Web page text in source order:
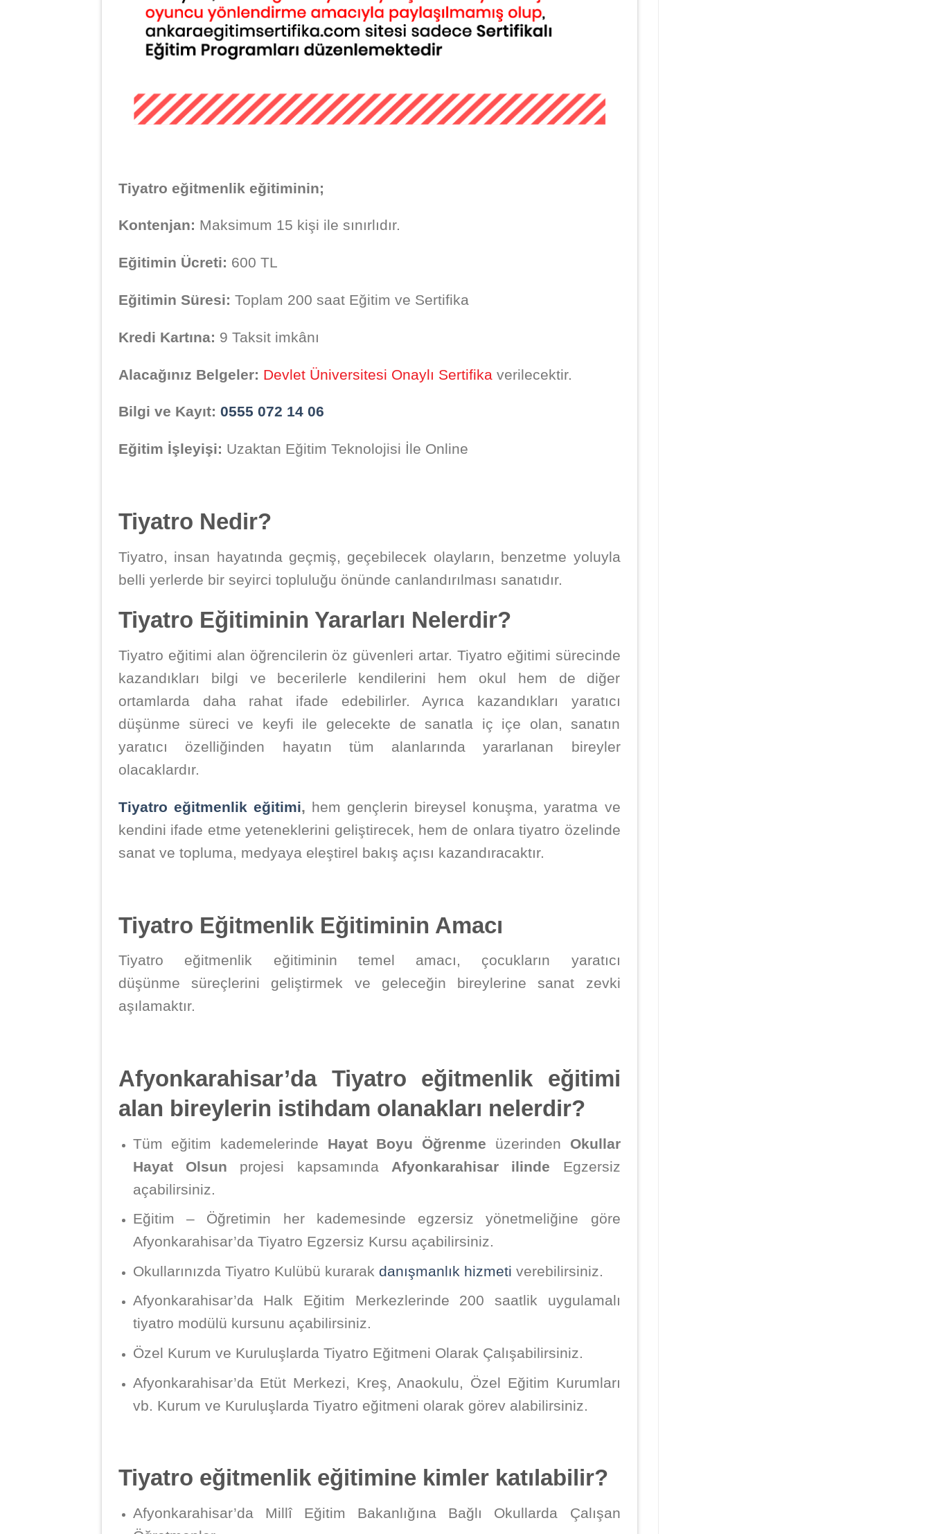
Tiyatro eğitmenlik eğitiminin;
Kontenjan: Maksimum 15 kişi ile sınırlıdır.
Eğitimin Ücreti: 600 TL
Eğitimin Süresi: Toplam 200 saat Eğitim ve Sertifika
Kredi Kartına: 9 Taksit imkânı
Alacağınız Belgeler: Devlet Üniversitesi Onaylı Sertifika verilecektir.
Bilgi ve Kayıt: 0555 072 14 06
Eğitim İşleyişi: Uzaktan Eğitim Teknolojisi İle Online
Tiyatro Nedir?
Tiyatro, insan hayatında geçmiş, geçebilecek olayların, benzetme yoluyla
belli yerlerde bir seyirci topluluğu önünde canlandırılması sanatıdır.
Tiyatro Eğitiminin Yararları Nelerdir?
Tiyatro eğitimi alan öğrencilerin öz güvenleri artar. Tiyatro eğitimi sürecinde
kazandıkları bilgi ve becerilerle kendilerini hem okul hem de diğer
ortamlarda daha rahat ifade edebilirler. Ayrıca kazandıkları yaratıcı
düşünme süreci ve keyfi ile gelecekte de sanatla iç içe olan, sanatın
yaratıcı özelliğinden hayatın tüm alanlarında yararlanan bireyler
olacaklardır.
Tiyatro eğitmenlik eğitimi, hem gençlerin bireysel konuşma, yaratma ve
kendini ifade etme yeteneklerini geliştirecek, hem de onlara tiyatro özelinde
sanat ve topluma, medyaya eleştirel bakış açısı kazandıracaktır.
Tiyatro Eğitmenlik Eğitiminin Amacı
Tiyatro eğitmenlik eğitiminin temel amacı, çocukların yaratıcı
düşünme süreçlerini geliştirmek ve geleceğin bireylerine sanat zevki
aşılamaktır.
Afyonkarahisar’da Tiyatro eğitmenlik eğitimi
alan bireylerin istihdam olanakları nelerdir?
Tüm eğitim kademelerinde Hayat Boyu Öğrenme üzerinden Okullar
Hayat Olsun projesi kapsamında Afyonkarahisar ilinde Egzersiz
açabilirsiniz.
Eğitim – Öğretimin her kademesinde egzersiz yönetmeliğine göre
Afyonkarahisar’da Tiyatro Egzersiz Kursu açabilirsiniz.
Okullarınızda Tiyatro Kulübü kurarak danışmanlık hizmeti verebilirsiniz.
Afyonkarahisar’da Halk Eğitim Merkezlerinde 200 saatlik uygulamalı
tiyatro modülü kursunu açabilirsiniz.
Özel Kurum ve Kuruluşlarda Tiyatro Eğitmeni Olarak Çalışabilirsiniz.
Afyonkarahisar’da Etüt Merkezi, Kreş, Anaokulu, Özel Eğitim Kurumları
vb. Kurum ve Kuruluşlarda Tiyatro eğitmeni olarak görev alabilirsiniz.
Tiyatro eğitmenlik eğitimine kimler katılabilir?
Afyonkarahisar’da Millî Eğitim Bakanlığına Bağlı Okullarda Çalışan